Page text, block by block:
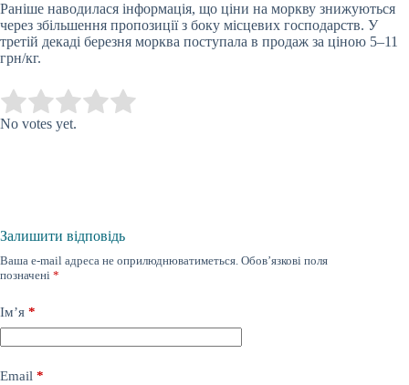
Раніше наводилася інформація, що ціни на моркву знижуються
через збільшення пропозиції з боку місцевих господарств. У
третій декаді березня морква поступала в продаж за ціною 5–11
грн/кг.
Rate this item:
No votes yet.
Залишити відповідь
Ваша e-mail адреса не оприлюднюватиметься. Обов’язкові поля
позначені *
Ім’я *
Email *